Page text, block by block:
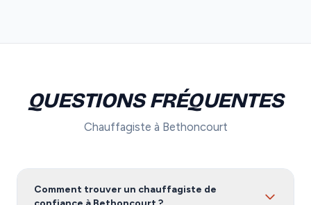
QUESTIONS FRÉQUENTES
Chauffagiste à Bethoncourt
Comment trouver un chauffagiste de